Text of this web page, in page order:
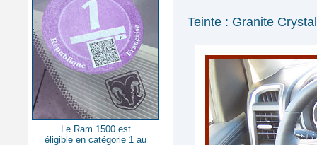
Le Ram 1500 est
éligible en catégorie 1 au
Teinte : Granite